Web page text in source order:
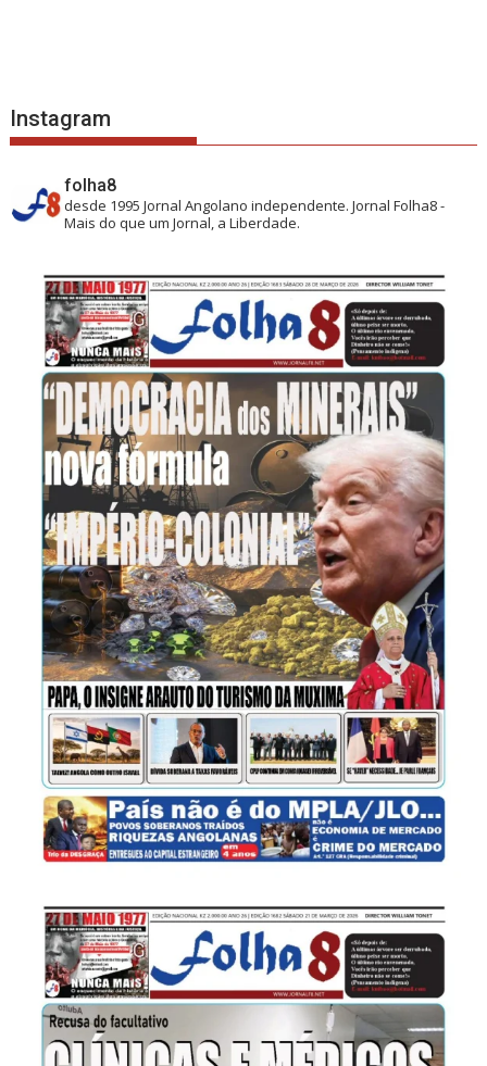
Instagram
folha8
desde 1995 Jornal Angolano independente.Jornal Folha8 -
Mais do que um Jornal, a Liberdade.